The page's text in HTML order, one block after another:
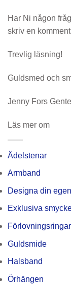
Har Ni någon
skriv en
Trevlig läsning!
Guldsmed och
Jenny Fors
Läs mer om
Ädelstenar
Armband
Designa din
Exklusiva
Förlovningsringar
Guldsmide
Halsband
Örhängen